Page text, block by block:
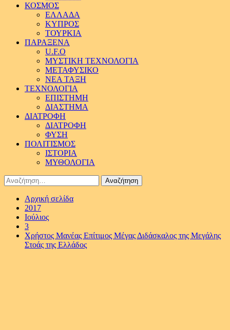
ΚΟΣΜΟΣ
ΕΛΛΑΔΑ
ΚΥΠΡΟΣ
ΤΟΥΡΚΙΑ
ΠΑΡΑΞΕΝΑ
U.F.O
ΜΥΣΤΙΚΗ ΤΕΧΝΟΛΟΓΙΑ
ΜΕΤΑΦΥΣΙΚΟ
ΝΕΑ ΤΑΞΗ
ΤΕΧΝΟΛΟΓΙΑ
ΕΠΙΣΤΗΜΗ
ΔΙΑΣΤΗΜΑ
ΔΙΑΤΡΟΦΗ
ΔΙΑΤΡΟΦΗ
ΦΥΣΗ
ΠΟΛΙΤΙΣΜΟΣ
ΙΣΤΟΡΙΑ
ΜΥΘΟΛΟΓΙΑ
Αναζήτηση
για:
Αρχική σελίδα
2017
Ιούλιος
3
Χρήστος Μανέας Επίτιμος Μέγας Διδάσκαλος της Μεγάλης
Στοάς της Ελλάδος